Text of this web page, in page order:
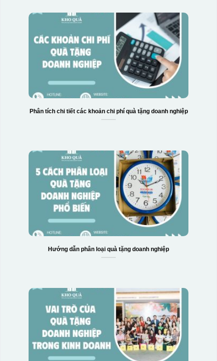
Phân tích chi tiết các khoản chi phí quà tặng doanh nghiệp
Hướng dẫn phân loại quà tặng doanh nghiệp